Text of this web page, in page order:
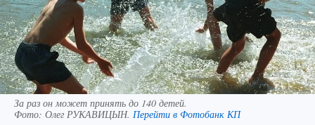
За раз он может принять до 140 детей.
Фото: Олег РУКАВИЦЫН. Перейти в Фотобанк КП